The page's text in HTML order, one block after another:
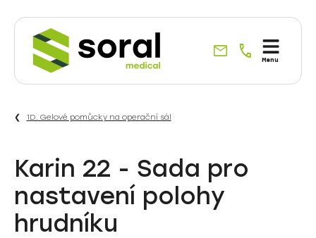
Specialisté
zdravotnictví
od
roku
1990
Menu
1D. Gelové pomůcky na operační sál
Karin 22 - Sada pro
nastavení polohy
hrudníku